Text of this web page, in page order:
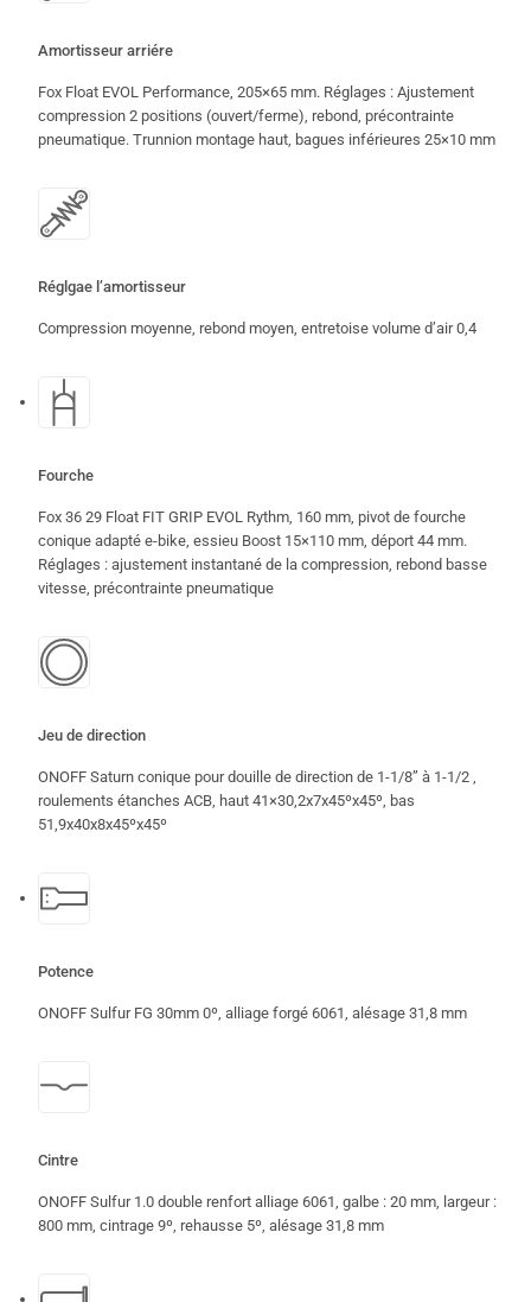
Amortisseur arriére
Fox Float EVOL Performance, 205×65 mm. Réglages : Ajustement
compression 2 positions (ouvert/ferme), rebond, précontrainte
pneumatique. Trunnion montage haut, bagues inférieures 25×10 mm
Réglgae l’amortisseur
Compression moyenne, rebond moyen, entretoise volume d’air 0,4
Fourche
Fox 36 29 Float FIT GRIP EVOL Rythm, 160 mm, pivot de fourche
conique adapté e-bike, essieu Boost 15×110 mm, déport 44 mm.
Réglages : ajustement instantané de la compression, rebond basse
vitesse, précontrainte pneumatique
Jeu de direction
ONOFF Saturn conique pour douille de direction de 1-1/8” à 1-1/2 ,
roulements étanches ACB, haut 41×30,2x7x45ºx45º, bas
51,9x40x8x45ºx45º
Potence
ONOFF Sulfur FG 30mm 0º, alliage forgé 6061, alésage 31,8 mm
Cintre
ONOFF Sulfur 1.0 double renfort alliage 6061, galbe : 20 mm, largeur :
800 mm, cintrage 9º, rehausse 5º, alésage 31,8 mm